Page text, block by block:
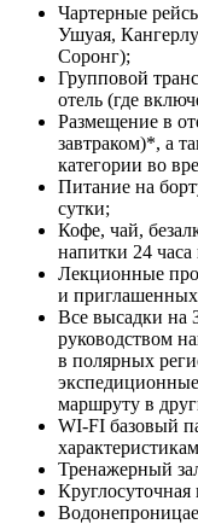
Чартерные
Ушуая,
Соронг);
Групповой
отель (где
Размещение в
завтраком)*, а
категории во
Питание на
сутки;
Кофе, чай,
напитки 24 часа
Лекционные
и
Все высадки на
руководством
в полярных
маршруту в
WI-FI базовый
Тренажерный